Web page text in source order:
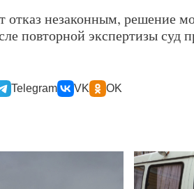
отказ незаконным, решение
повторной экспертизы суд
Telegram VK OK